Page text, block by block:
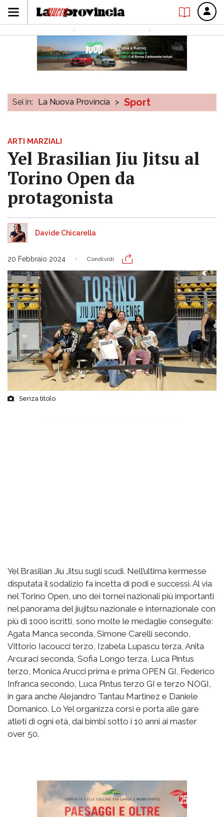
Sei in: La Nuova Provincia > Sport
ARTI MARZIALI
Yel Brasilian Jiu Jitsu al
Torino Open da
protagonista
Davide Chicarella
20 Febbraio 2024 Condividi
Senza titolo
Yel Brasilian Jiu Jitsu sugli scudi. Nell’ultima kermesse
disputata il sodalizio fa incetta di podi e successi. Al via
nel Torino Open, uno dei tornei nazionali più importanti
nel panorama del jiujitsu nazionale e internazionale con
più di 1000 iscritti, sono molte le medaglie conseguite:
Agata Manca seconda, Simone Carelli secondo,
Vittorio Iacoucci terzo, Izabela Lupascu terza, Anita
Arcuraci seconda, Sofia Longo terza, Luca Pintus
terzo, Monica Arucci prima e prima OPEN GI, Federico
Infranca secondo, Luca Pintus terzo GI e terzo NOGI,
in gara anche Alejandro Tantau Martinez e Daniele
Domanico. Lo Yel organizza corsi e porta alle gare
atleti di ogni età, dai bimbi sotto i 10 anni ai master
over 50.